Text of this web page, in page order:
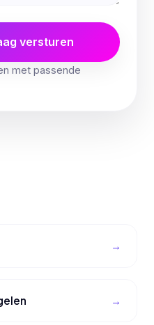
versturen
met passende